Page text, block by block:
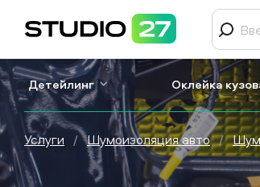
Детейлинг Оклейка
Услуги / Шумоизоляция авто /